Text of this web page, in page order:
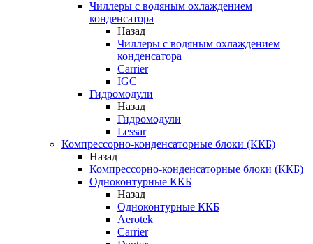
Чиллеры с водяным охлаждением
конденсатора
Назад
Чиллеры с водяным охлаждением
конденсатора
Carrier
IGC
Гидромодули
Назад
Гидромодули
Lessar
Компрессорно-конденсаторные блоки (ККБ)
Назад
Компрессорно-конденсаторные блоки (ККБ)
Одноконтурные ККБ
Назад
Одноконтурные ККБ
Aerotek
Carrier